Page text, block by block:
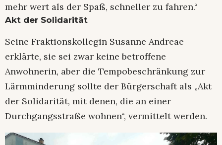
mehr wert als der Spaß, schneller zu fahren.“
Akt der Solidarität
Seine Fraktionskollegin Susanne Andreae
erklärte, sie sei zwar keine betroffene
Anwohnerin, aber die Tempobeschränkung zur
Lärmminderung sollte der Bürgerschaft als „Akt
der Solidarität, mit denen, die an einer
Durchgangsstraße wohnen“, vermittelt werden.